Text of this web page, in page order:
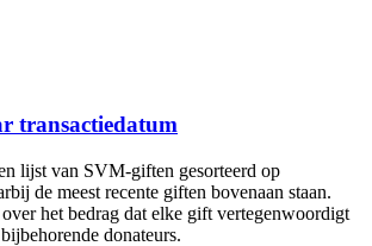
transactiedatum
lijst van SVM-giften gesorteerd op
de meest recente giften bovenaan staan.
het bedrag dat elke gift vertegenwoordigt
donateurs.